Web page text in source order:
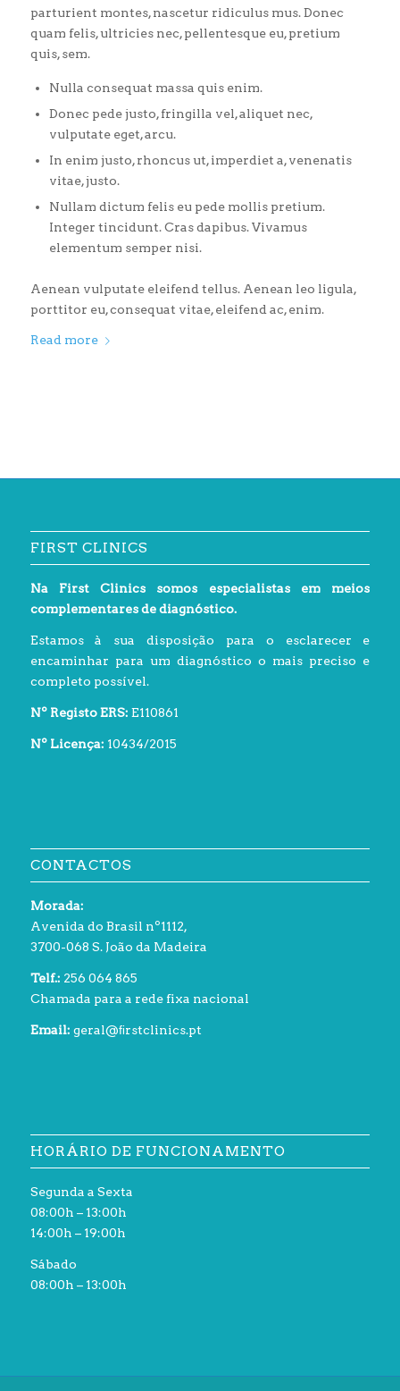
parturient montes, nascetur ridiculus mus. Donec
quam felis, ultricies nec, pellentesque eu, pretium
quis, sem.
Nulla consequat massa quis enim.
Donec pede justo, fringilla vel, aliquet nec,
vulputate eget, arcu.
In enim justo, rhoncus ut, imperdiet a, venenatis
vitae, justo.
Nullam dictum felis eu pede mollis pretium.
Integer tincidunt. Cras dapibus. Vivamus
elementum semper nisi.
Aenean vulputate eleifend tellus. Aenean leo ligula,
porttitor eu, consequat vitae, eleifend ac, enim.
Read more
FIRST CLINICS
Na First Clinics somos especialistas em meios
complementares de diagnóstico.
Estamos à sua disposição para o esclarecer e
encaminhar para um diagnóstico o mais preciso e
completo possível.
Nº Registo ERS: E110861
Nº Licença: 10434/2015
CONTACTOS
Morada:
Avenida do Brasil nº1112,
3700-068 S. João da Madeira
Telf.: 256 064 865
Chamada para a rede fixa nacional
Email: geral@ﬁrstclinics.pt
HORÁRIO DE FUNCIONAMENTO
Segunda a Sexta
08:00h – 13:00h
14:00h – 19:00h
Sábado
08:00h – 13:00h